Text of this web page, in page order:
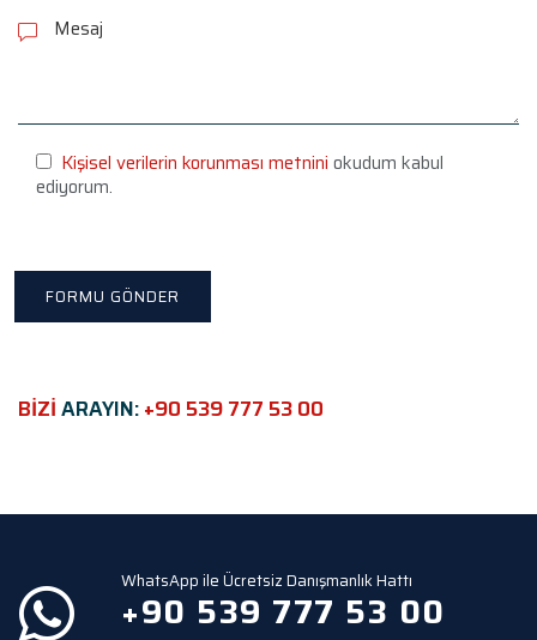
l
e
h
s
e
l
p
Kişisel verilerin korunması metnini okudum kabul
ediyorum.
BİZİARAYIN:+90 539 777 53 00
WhatsApp ile Ücretsiz Danışmanlık Hattı
+90 539 777 53 00